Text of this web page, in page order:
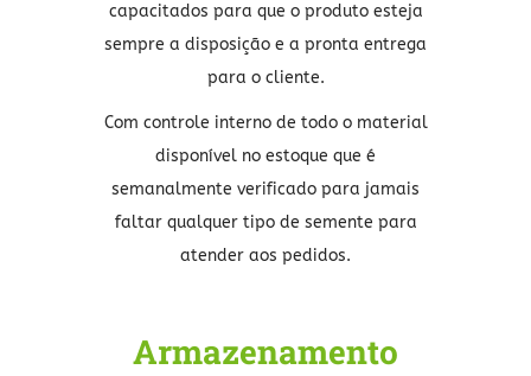
capacitados para que o produto esteja
sempre a disposição e a pronta entrega
para o cliente.
Com controle interno de todo o material
disponível no estoque que é
semanalmente verificado para jamais
faltar qualquer tipo de semente para
atender aos pedidos.
Armazenamento